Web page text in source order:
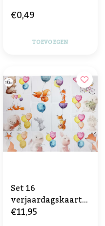
€0,49
TOEVOEGEN
Set 16
verjaardagskaarte
n
€11,95